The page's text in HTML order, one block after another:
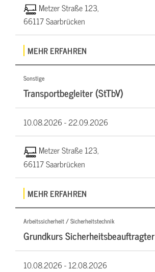
Metzer Straße 123,
66117 Saarbrücken
MEHR ERFAHREN
Sonstige
Transportbegleiter (StTbV)
10.08.2026 -22.09.2026
Metzer Straße 123,
66117 Saarbrücken
MEHR ERFAHREN
Arbeitssicherheit / Sicherheitstechnik
Grundkurs Sicherheitsbeauftragter
10.08.2026 -12.08.2026